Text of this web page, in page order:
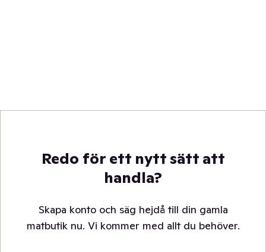
Redo för ett nytt sätt att
handla?
Skapa konto och säg hejdå till din gamla
matbutik nu. Vi kommer med allt du behöver.